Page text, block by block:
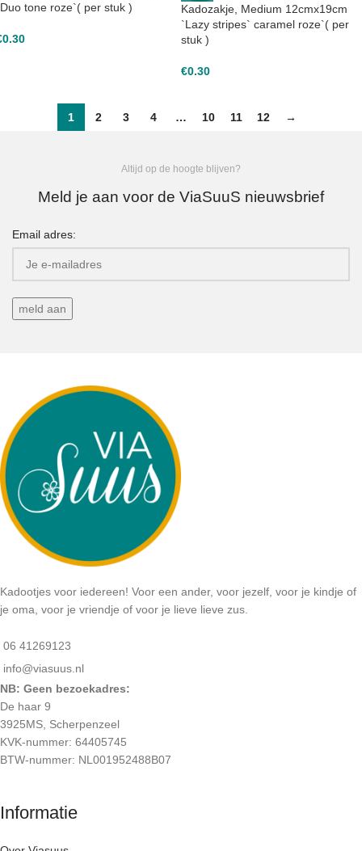
tone roze`( per stuk )
0.30
Kadozakje, Medium 12cmx19cm
`Lazy stripes` caramel roze`( per
stuk )
€0.30
1 2 3 4 … 10 11 12 →
Altijd op de hoogte blijven?
Meld je aan voor de ViaSuuS nieuwsbrief
Email adres:
Kadootjes voor iedereen! Voor een ander, voor jezelf, voor je kindje of
je oma, voor je vriendje of voor je lieve lieve zus.
06 41269123
info@viasuus.nl
NB: Geen bezoekadres:
De haar 9
3925MS, Scherpenzeel
KVK-nummer: 64405745
BTW-nummer: NL001952488B07
Informatie